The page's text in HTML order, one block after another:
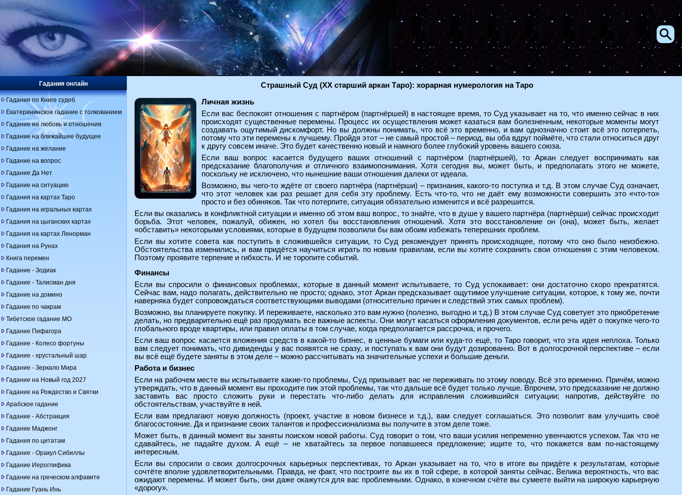
Страшный Суд (XX старший аркан Таро): хорарная нумерология на Таро
Личная жизнь
Если вас беспокоят отношения с партнёром (партнёршей) в настоящее время, то Суд указывает на то, что именно сейчас в них
происходят существенные перемены. Процесс их осуществления может казаться вам болезненным, некоторые моменты могут
создавать ощутимый дискомфорт. Но вы должны понимать, что всё это временно, и вам однозначно стоит всё это потерпеть,
потому что эти перемены к лучшему. Пройдя этот – не самый простой – период, вы оба вдруг поймёте, что стали относиться друг
к другу совсем иначе. Это будет качественно новый и намного более глубокий уровень вашего союза.
Если ваш вопрос касается будущего ваших отношений с партнёром (партнёршей), то Аркан следует воспринимать как
предсказание благополучия и отличного взаимопонимания. Хотя сегодня вы, может быть, и предполагать этого не можете,
поскольку не исключено, что нынешние ваши отношения далеки от идеала.
Возможно, вы чего-то ждёте от своего партнёра (партнёрши) – признания, какого-то поступка и т.д. В этом случае Суд означает,
что этот человек как раз решает для себя эту проблему. Есть что-то, что не даёт ему возможности совершить это «что-то»
просто и без обиняков. Так что потерпите, ситуация обязательно изменится и всё разрешится.
Если вы оказались в конфликтной ситуации и именно об этом ваш вопрос, то знайте, что в душе у вашего партнёра (партнёрши) сейчас происходит
борьба. Этот человек, пожалуй, обижен, но хотел бы восстановления отношений. Хотя это восстановление он (она), может быть, желает
«обставить» некоторыми условиями, которые в будущем позволили бы вам обоим избежать теперешних проблем.
Если вы хотите совета как поступить в сложившейся ситуации, то Суд рекомендует принять происходящее, потому что оно было неизбежно.
Обстоятельства изменились, и вам придётся научиться играть по новым правилам, если вы хотите сохранить свои отношения с этим человеком.
Поэтому проявите терпение и гибкость. И не торопите событий.
Финансы
Если вы спросили о финансовых проблемах, которые в данный момент испытываете, то Суд успокаивает: они достаточно скоро прекратятся.
Сейчас вам, надо полагать, действительно не просто; однако, этот Аркан предсказывает ощутимое улучшение ситуации, которое, к тому же, почти
наверняка будет сопровождаться соответствующими выводами (относительно причин и следствий этих самых проблем).
Возможно, вы планируете покупку. И переживаете, насколько это вам нужно (полезно, выгодно и т.д.) В этом случае Суд советует это приобретение
делать, но предварительно ещё раз продумать все важные аспекты. Они могут касаться оформления документов, если речь идёт о покупке чего-то
глобального вроде квартиры, или правил оплаты в том случае, когда предполагается рассрочка, и прочего.
Если ваш вопрос касается вложения средств в какой-то бизнес, в ценные бумаги или куда-то ещё, то Таро говорит, что эта идея неплоха. Только
вам следует понимать, что дивиденды у вас появятся не сразу, и поступать к вам они будут дозированно. Вот в долгосрочной перспективе – если
вы всё ещё будете заняты в этом деле – можно рассчитывать на значительные успехи и большие деньги.
Работа и бизнес
Если на рабочем месте вы испытываете какие-то проблемы, Суд призывает вас не переживать по этому поводу. Всё это временно. Причём, можно
утверждать, что в данный момент вы проходите пик этой проблемы, так что дальше всё будет только лучше. Впрочем, это предсказание не должно
заставить вас просто сложить руки и перестать что-либо делать для исправления сложившийся ситуации; напротив, действуйте по
обстоятельствам, участвуйте в ней.
Если вам предлагают новую должность (проект, участие в новом бизнесе и т.д.), вам следует соглашаться. Это позволит вам улучшить своё
благосостояние. Да и признание своих талантов и профессионализма вы получите в этом деле тоже.
Может быть, в данный момент вы заняты поиском новой работы. Суд говорит о том, что ваши усилия непременно увенчаются успехом. Так что не
сдавайтесь, не падайте духом. А ещё – не хватайтесь за первое попавшееся предложение; ищите то, что покажется вам по-настоящему
интересным.
Если вы спросили о своих долгосрочных карьерных перспективах, то Аркан указывает на то, что в итоге вы придёте к результатам, которые
сочтёте вполне удовлетворительными. Правда, не факт, что построите вы их в той сфере, в которой заняты сейчас. Велика вероятность, что вас
ожидают перемены. И может быть, они даже окажутся для вас проблемными. Однако, в конечном счёте вы сумеете выйти на широкую карьерную
«дорогу».
Гадания онлайн
Гадания по Книге судеб
Екатерининское гадание с толкованием
Гадание на любовь и отношения
Гадание на ближайшее будущее
Гадание на желание
Гадание на вопрос
Гадание Да Нет
Гадание на ситуацию
Гадания на картах Таро
Гадания на игральных картах
Гадания на цыганских картах
Гадания на картах Ленорман
Гадания на Рунах
Книга перемен
Гадание - Зодиак
Гадание - Талисман дня
Гадание на домино
Гадание по чакрам
Тибетское гадание МО
Гадание Пифагора
Гадание - Колесо фортуны
Гадание - хрустальный шар
Гадание - Зеркало Мира
Гадание на Новый год 2027
Гадание на Рождество и Святки
Арабское гадание
Гадание - Абстракция
Гадание Маджонг
Гадания по цитатам
Гадание - Оракул Сибиллы
Гадание Иероглифика
Гадание на греческом алфавите
Гадание Гуань Инь